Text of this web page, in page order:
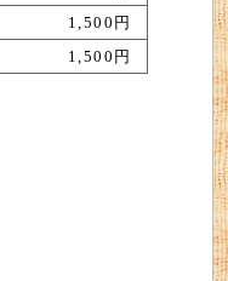
1,500円
1,500円